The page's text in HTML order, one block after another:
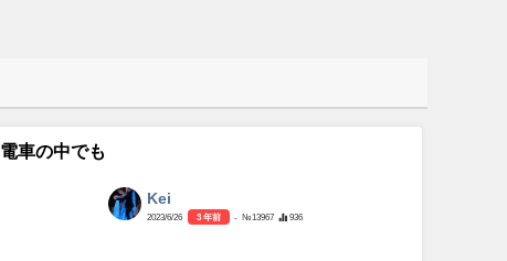
電車の中でも
Kei
2023/6/26 3 年前 - №13967 936